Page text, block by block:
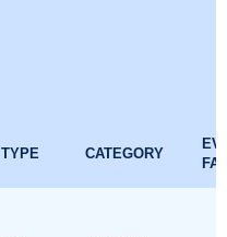
TYPE CATEGORY